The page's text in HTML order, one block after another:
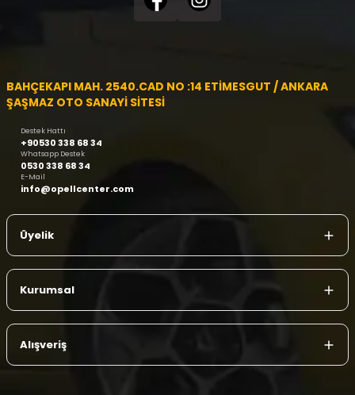
BAHÇEKAPI MAH. 2540.CAD NO :14 ETİMESGUT / ANKARA
ŞAŞMAZ OTO SANAYİ SİTESİ
Destek Hattı
+90530 338 68 34
Whatsapp Destek
0530 338 68 34
E-Mail
info@opellcenter.com
Üyelik
Kurumsal
Alışveriş